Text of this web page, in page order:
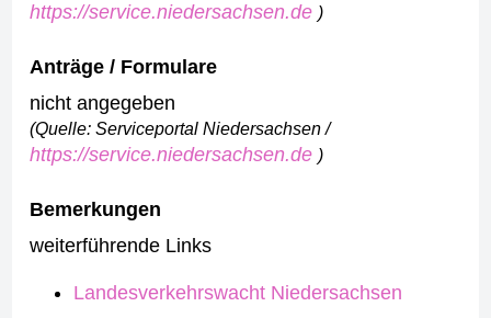
https://service.niedersachsen.de )
Anträge / Formulare
nicht angegeben
(Quelle: Serviceportal Niedersachsen /
https://service.niedersachsen.de )
Bemerkungen
weiterführende Links
Landesverkehrswacht Niedersachsen